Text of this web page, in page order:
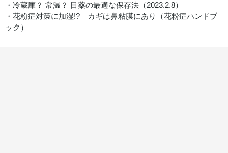
・冷蔵庫？ 常温？ 目薬の最適な保存法 （2023.2.8）
・花粉症対策に加湿!? カギは鼻粘膜にあり（花粉症ハンドブ
ック）